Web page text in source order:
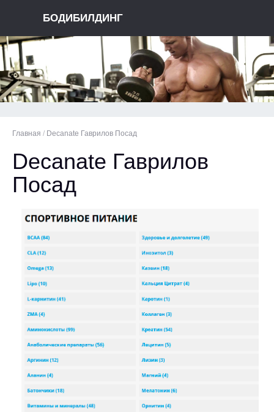
БОДИБИЛДИНГ
Главная / Decanate Гаврилов Посад
Decanate Гаврилов
Посад